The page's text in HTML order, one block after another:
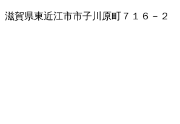
滋賀県東近江市市子川原町７１６－２